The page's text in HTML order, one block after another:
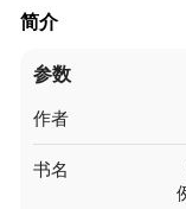
简介
参数
作者
书名